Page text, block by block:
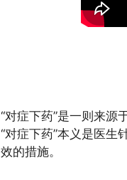
“对症下药”是一则来源
“对症下药”本义是医生
效的措施。